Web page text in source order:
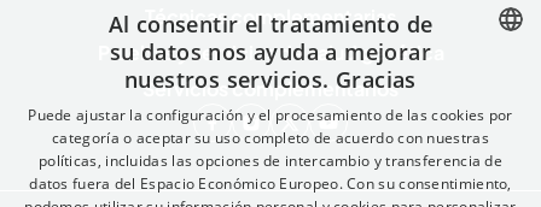
Técnicas complementarias
Pruebas y servicios de salud genética
Servicios complementarios
FRENCH
ENGLISH
Al consentir el tratamiento de
su datos nos ayuda a mejorar
nuestros servicios. Gracias
Puede ajustar la configuración y el procesamiento de las cookies por
categoría o aceptar su uso completo de acuerdo con nuestras
políticas, incluidas las opciones de intercambio y transferencia de
datos fuera del Espacio Económico Europeo. Con su consentimiento,